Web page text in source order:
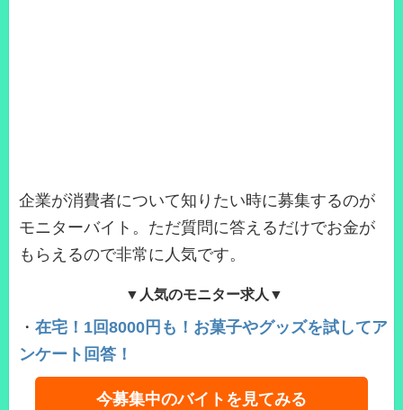
企業が消費者について知りたい時に募集するのが
モニターバイト。ただ質問に答えるだけでお金が
もらえるので非常に人気です。
▼人気のモニター求人▼
・ 在宅！1回8000円も！お菓子やグッズを試してア
ンケート回答！
今募集中のバイトを見てみる